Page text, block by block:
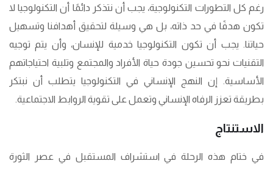
رغم كل التطورات التكنولوجية، يجب أن نتذكر دائمًا أن التكنولوجيا لا
تكون هدفًا في حد ذاته، بل هي وسيلة لتحقيق أهدافنا وتسهيل
حياتنا. يجب أن تكون التكنولوجيا خدمية للإنسان، وأن يتم توجيه
التقنيات نحو تحسين جودة حياة الأفراد والمجتمع وتلبية احتياجاتهم
الأساسية. إن النهج الإنساني في التكنولوجيا يتطلب أن نبتكر
بطريقة تعزز الرفاه الإنساني وتعمل على تقوية الروابط الاجتماعية.
الاستنتاج
في ختام هذه الرحلة في استشراف المستقبل في عصر الثورة